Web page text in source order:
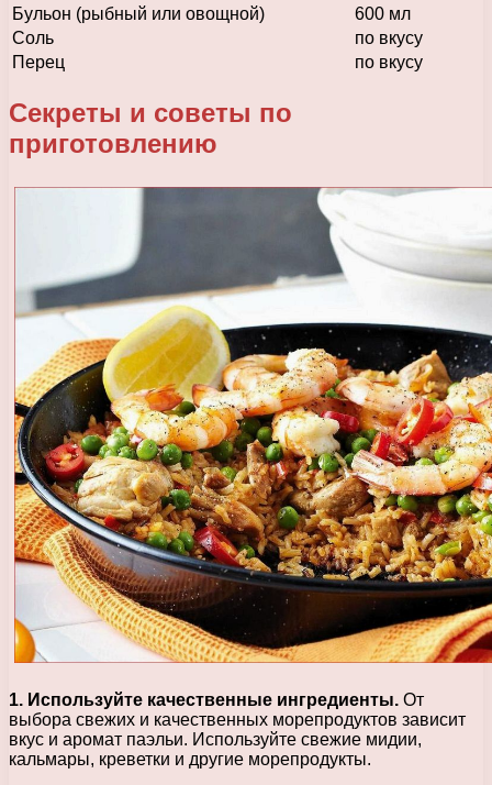
Бульон (рыбный или овощной)
600 мл
Соль
по вкусу
Перец
по вкусу
Секреты и советы по
приготовлению
1. Используйте качественные ингредиенты. От
выбора свежих и качественных морепродуктов зависит
вкус и аромат паэльи. Используйте свежие мидии,
кальмары, креветки и другие морепродукты.